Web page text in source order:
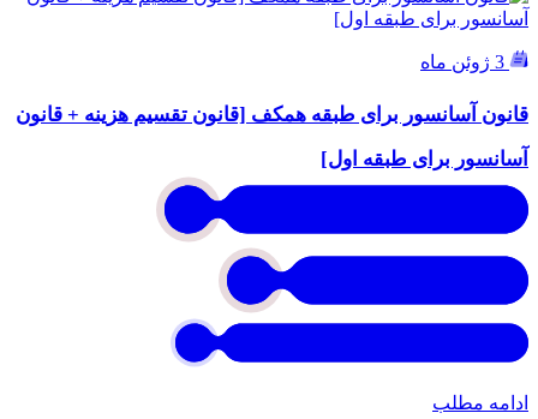
قانون آسانسور برای طبقه همکف [قانون تقسیم هزینه + قانون
آسانسور برای طبقه اول]
ادامه مطلب